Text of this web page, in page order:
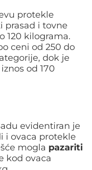
protekle
prasad i tovne
120 kilograma.
ceni od 250 do
dok je
od 170
evidentiran je
i ovaca protekle
mogla pazariti
kod ovaca